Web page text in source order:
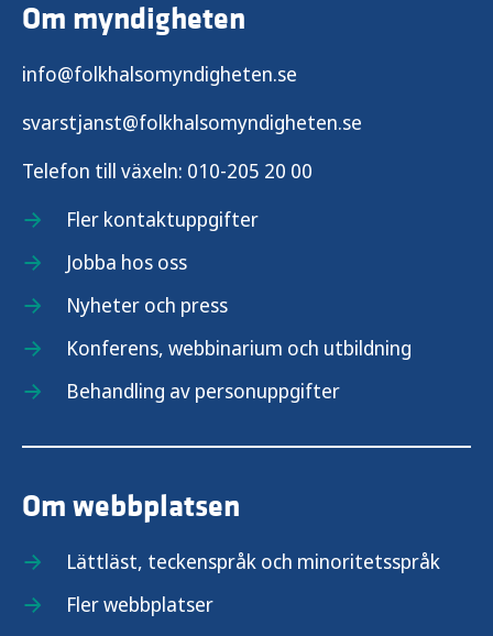
Om myndigheten
info@folkhalsomyndigheten.se
svarstjanst@folkhalsomyndigheten.se
Telefon till växeln: 010-205 20 00
Fler kontaktuppgifter
Jobba hos oss
Nyheter och press
Konferens, webbinarium och utbildning
Behandling av personuppgifter
Om webbplatsen
Lättläst, teckenspråk och minoritetsspråk
Fler webbplatser